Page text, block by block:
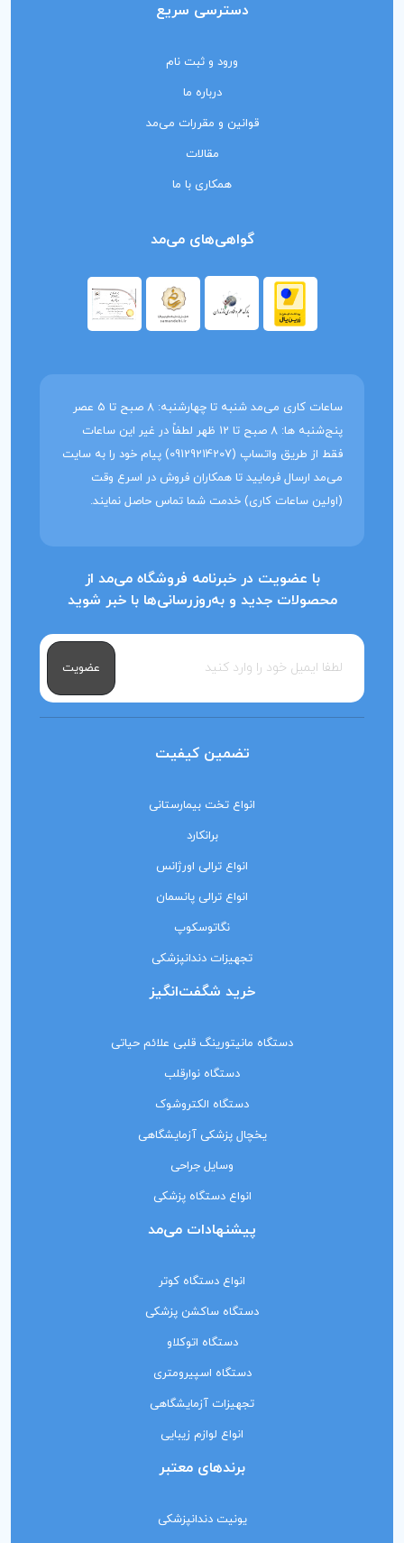
دسترسی سریع
ورود و ثبت نام
درباره ما
قوانین و مقررات می‌مد
مقالات
همکاری با ما
گواهی‌های می‌مد
ساعات کاری می‌مد شنبه تا چهارشنبه: 8 صبح تا 5 عصر
پنج‌شنبه ها: 8 صبح تا 12 ظهر لطفاً در غیر این ساعات
فقط از طریق واتساپ (09129214207) پیام خود را به سایت
می‌مد ارسال فرمایید تا همکاران فروش در اسرع وقت
(اولین ساعات کاری) خدمت شما تماس حاصل نمایند.
با عضویت در خبرنامه فروشگاه می‌مد از
محصولات جدید و به‌روزرسانی‌ها با خبر شوید
عضویت
تضمین کیفیت
انواع تخت بیمارستانی
برانکارد
انواع ترالی اورژانس
انواع ترالی پانسمان
نگاتوسکوپ
تجهیزات دندانپزشکی
خرید شگفت‌انگیز
دستگاه مانیتورینگ‌ قلبی علائم حیاتی
دستگاه نوارقلب
دستگاه الکتروشوک
یخچال پزشکی آزمایشگاهی
وسایل جراحی
انواع دستگاه پزشکی
پیشنهادات می‌مد
انواع دستگاه کوتر
دستگاه ساکشن پزشکی
دستگاه اتوکلاو
دستگاه اسپیرومتری
تجهیزات آزمایشگاهی
انواع لوازم زیبایی
برندهای معتبر
یونیت دندانپزشکی